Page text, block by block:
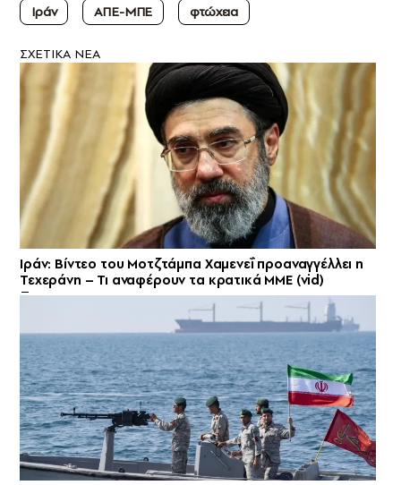
Ιράν
ΑΠΕ-ΜΠΕ φτώχεια
ΣXETIKA NEA
Ιράν: Βίντεο του Μοτζτάμπα Χαμενεΐ προαναγγέλλει η
Τεχεράνη – Τι αναφέρουν τα κρατικά ΜΜΕ (vid)